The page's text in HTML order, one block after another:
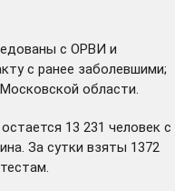
с ОРВИ и
с ранее заболевшими;
области.
13 231 человек с
За сутки взяты 1372